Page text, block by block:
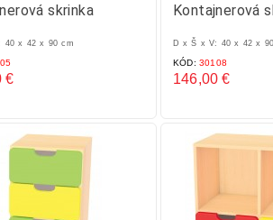
skrinka
40 x 42 x 90 cm
€
Kontajnerová
D x Š x V: 40 x 42 x
KÓD: 30108
146,00 €